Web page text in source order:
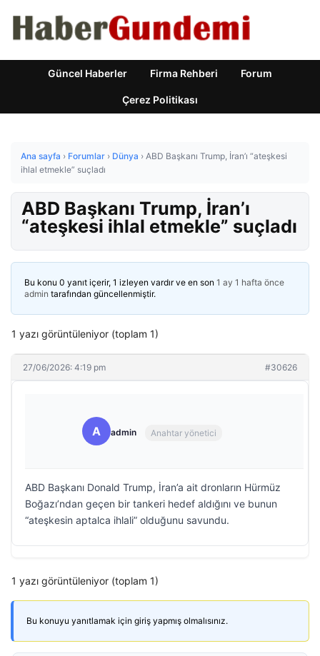
Güncel Haberler Firma Rehberi Forum
Çerez Politikası
Ana sayfa › Forumlar › Dünya › ABD Başkanı Trump, İran’ı “ateşkesi
ihlal etmekle” suçladı
ABD Başkanı Trump, İran’ı
“ateşkesi ihlal etmekle” suçladı
Bu konu 0 yanıt içerir, 1 izleyen vardır ve en son 1 ay 1 hafta önce
admin tarafından güncellenmiştir.
1 yazı görüntüleniyor (toplam 1)
27/06/2026: 4:19 pm #30626
A admin Anahtar yönetici
ABD Başkanı Donald Trump, İran’a ait dronların Hürmüz
Boğazı’ndan geçen bir tankeri hedef aldığını ve bunun
“ateşkesin aptalca ihlali” olduğunu savundu.
1 yazı görüntüleniyor (toplam 1)
Bu konuyu yanıtlamak için giriş yapmış olmalısınız.